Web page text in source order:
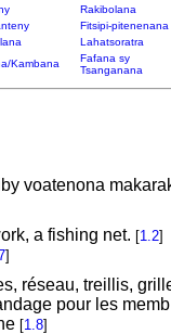
Rakibolana
Fitsipi-pitenenana
Lahatsoratra
Kambana
Fafana sy
Tsanganana
voatenona
a fishing net. [1.2]
]
réseau, treillis,
pour les
[1.8]